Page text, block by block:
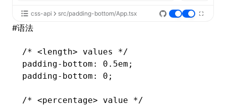
css-api src/padding-bottom/App.tsx
#语法
/* <length> values */
padding-bottom : 0.5em;
padding-bottom : 0;
/* <percentage> value */